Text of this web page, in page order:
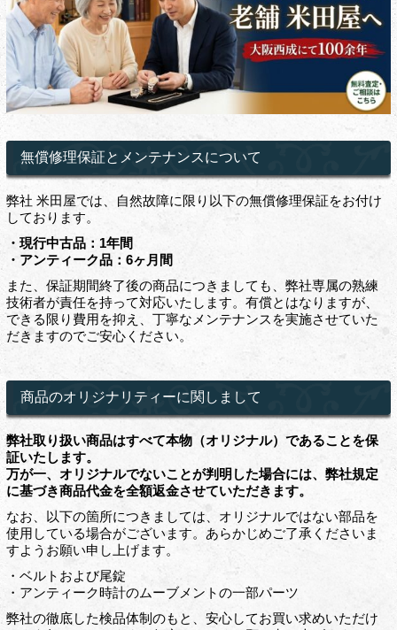
無償修理保証とメンテナンスについて
弊社 米田屋では、自然故障に限り以下の無償修理保証をお付け
しております。
・現行中古品：1年間
・アンティーク品：6ヶ月間
また、保証期間終了後の商品につきましても、弊社専属の熟練
技術者が責任を持って対応いたします。有償とはなりますが、
できる限り費用を抑え、丁寧なメンテナンスを実施させていた
だきますのでご安心ください。
商品のオリジナリティーに関しまして
弊社取り扱い商品はすべて本物（オリジナル）であることを保
証いたします。
万が一、オリジナルでないことが判明した場合には、弊社規定
に基づき商品代金を全額返金させていただきます。
なお、以下の箇所につきましては、オリジナルではない部品を
使用している場合がございます。あらかじめご了承くださいま
すようお願い申し上げます。
・ベルトおよび尾錠
・アンティーク時計のムーブメントの一部パーツ
弊社の徹底した検品体制のもと、安心してお買い求めいただけ